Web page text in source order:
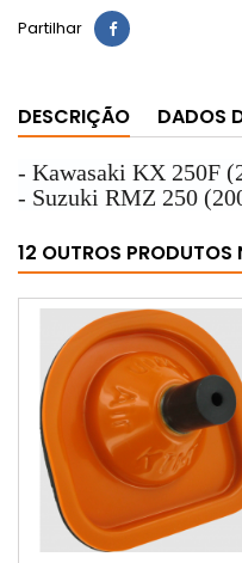
Partilhar
DESCRIÇÃO DADOS
- Kawasaki KX 250F
- Suzuki RMZ 250
12 OUTROS